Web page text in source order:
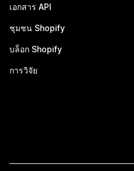
เอกสาร API
ชุมชน Shopify
บล็อก Shopify
การวิจัย